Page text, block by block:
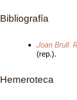
Bibliografía
Joan Brull.
(rep.).
Hemeroteca